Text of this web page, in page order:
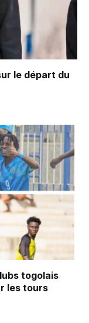
le départ du
togolais
les tours